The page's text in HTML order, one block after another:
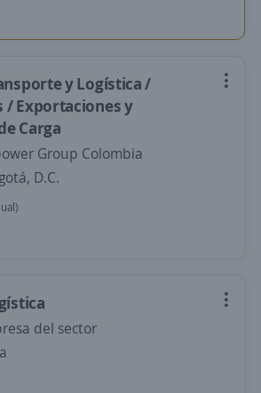
y Logística /
Exportaciones y
Carga
Group Colombia
D.C.
del sector